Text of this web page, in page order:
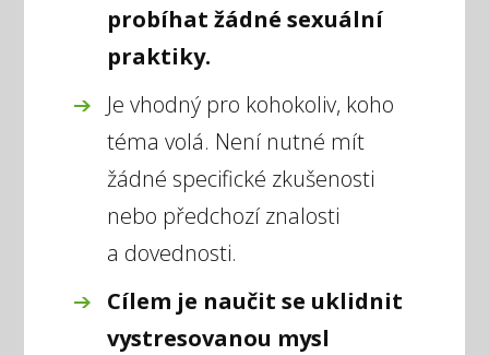
probíhat žádné sexuální
praktiky.
Je vhodný pro kohokoliv, koho
téma volá. Není nutné mít
žádné specifické zkušenosti
nebo předchozí znalosti
a dovednosti.
Cílem je naučit se uklidnit
vystresovanou mysl